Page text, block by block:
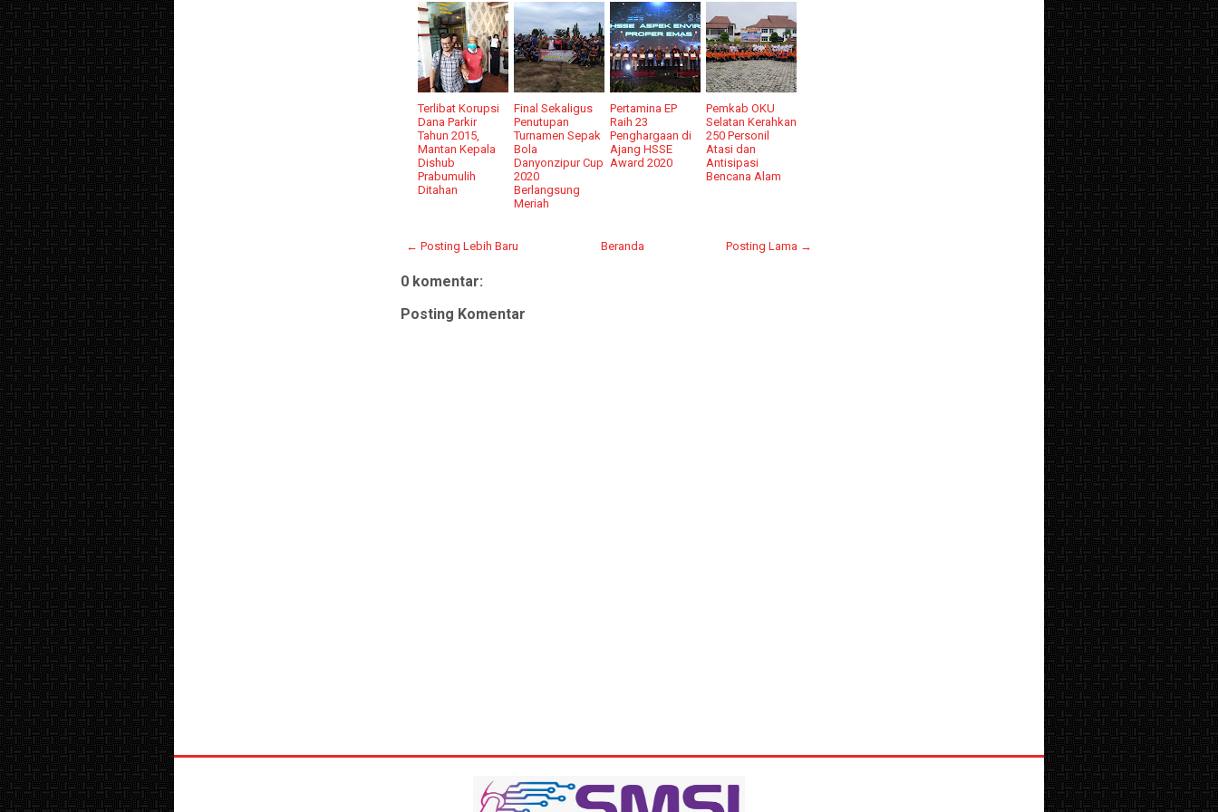
Terlibat Korupsi
Dana Parkir
Tahun 2015,
Mantan Kepala
Dishub
Prabumulih
Ditahan
Final Sekaligus
Penutupan
Turnamen Sepak
Bola
Danyonzipur Cup
2020
Berlangsung
Meriah
Pertamina EP
Raih 23
Penghargaan di
Ajang HSSE
Award 2020
Pemkab OKU
Selatan Kerahkan
250 Personil
Atasi dan
Antisipasi
Bencana Alam
← Posting Lebih Baru Posting Lama →
Beranda
0 komentar:
Posting Komentar